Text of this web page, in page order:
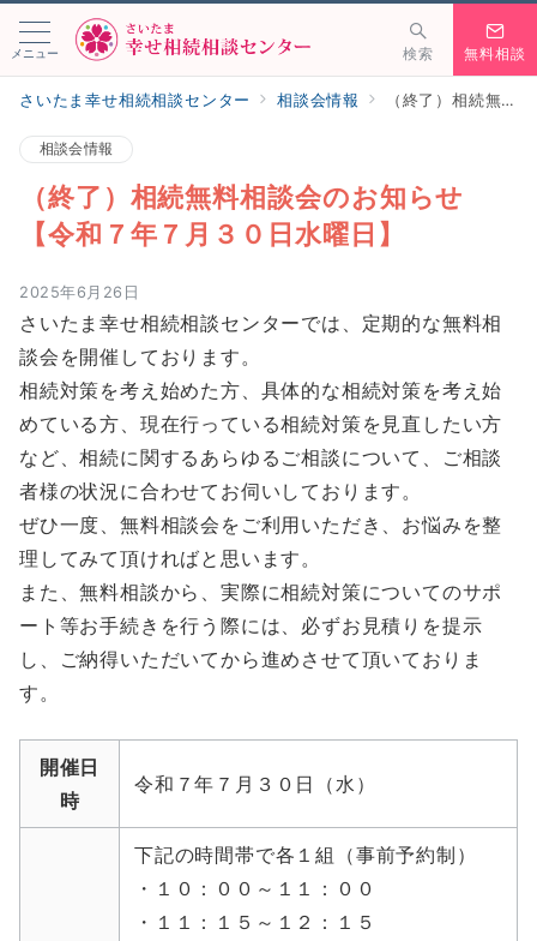
メニュー 検索 無料相談
さいたま幸せ相続相談センター 相談会情報 （終了）相続無料相談会のお知らせ【令和７年７月３０日水曜日】
相談会情報
（終了）相続無料相談会のお知らせ
【令和７年７月３０日水曜日】
2025年6月26日
さいたま幸せ相続相談センターでは、定期的な無料相
談会を開催しております。
相続対策を考え始めた方、具体的な相続対策を考え始
めている方、現在行っている相続対策を見直したい方
など、相続に関するあらゆるご相談について、ご相談
者様の状況に合わせてお伺いしております。
ぜひ一度、無料相談会をご利用いただき、お悩みを整
理してみて頂ければと思います。
また、無料相談から、実際に相続対策についてのサポ
ート等お手続きを行う際には、必ずお見積りを提示
し、ご納得いただいてから進めさせて頂いておりま
す。
開催日
時
令和７年７月３０日（水）
下記の時間帯で各１組（事前予約制）
・１０：００～１１：００
・１１：１５～１２：１５